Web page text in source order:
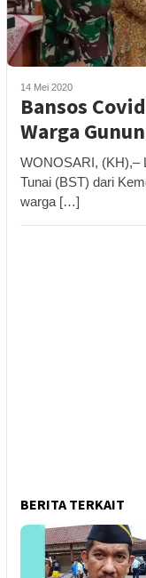
14 Mei 2020
Bansos
Warga
WONOSARI, (KH),–
Tunai (BST) dari
warga […]
BERITA TERKAIT